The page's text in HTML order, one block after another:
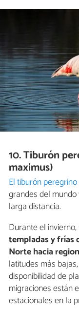
10. Tiburón
maximus)
El tiburón peregrino
grandes del
larga distancia.
Durante el
templadas y
Norte hacia
latitudes más
disponibilidad de
migraciones están
estacionales en la